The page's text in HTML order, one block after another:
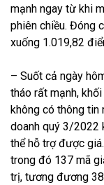
mạnh ngay từ khi
phiên chiều. Đóng
xuống 1.019,82
– Suốt cả ngày
tháo rất mạnh,
không có thông tin
doanh quý 3/2022
thể hỗ trợ được
trong đó 137 mã
trị, tương đương